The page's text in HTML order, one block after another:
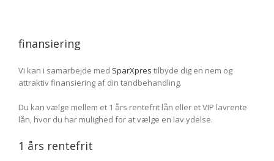
finansiering
Vi kan i samarbejde med SparXpres tilbyde dig en nem og
attraktiv finansiering af din tandbehandling.
Du kan vælge mellem et 1 års rentefrit lån eller et VIP lavrente
lån, hvor du har mulighed for at vælge en lav ydelse.
1 års rentefrit